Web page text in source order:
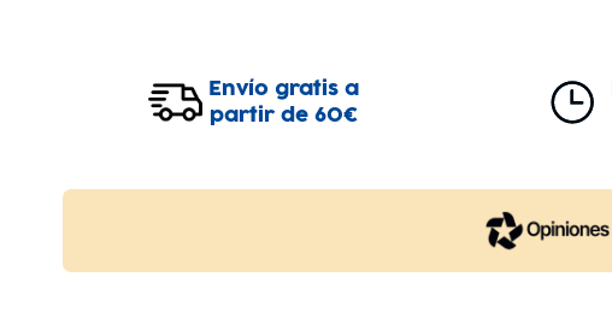
Envío gratis a
partir de 60€